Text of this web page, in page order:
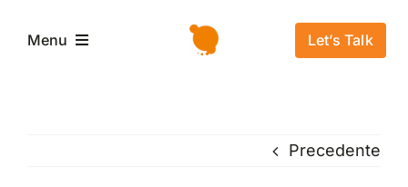
Menu Let’s Talk
Precedente